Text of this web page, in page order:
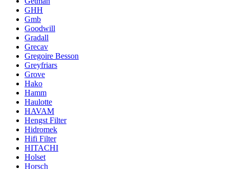
GHH
Gmb
Goodwill
Gradall
Grecav
Gregoire Besson
Greyfriars
Grove
Hako
Hamm
Haulotte
HAVAM
Hengst Filter
Hidromek
Hifi Filter
HITACHI
Holset
Horsch